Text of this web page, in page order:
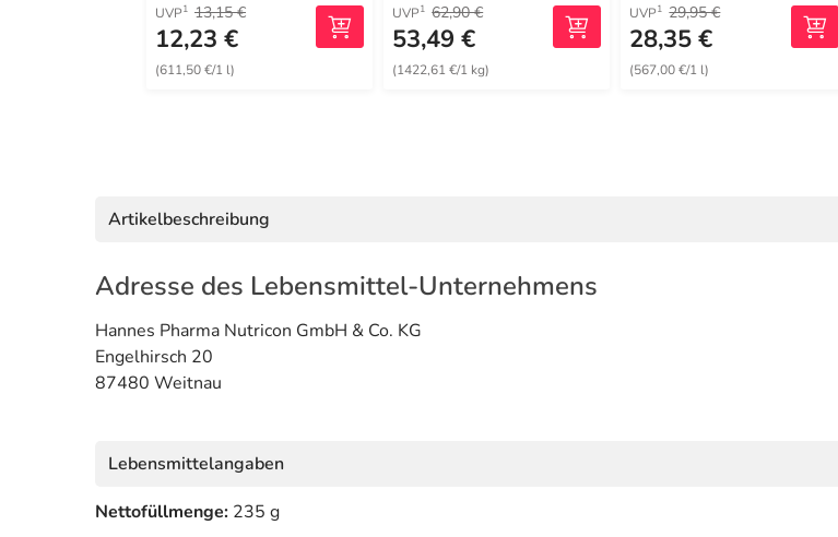
UVP1 13,15 €
12,23 €
(611,50 €/1 l)
UVP1 62,90 €
53,49 €
(1422,61 €/1 kg)
UVP1 29,95 €
28,35 €
(567,00 €/1 l)
Artikelbeschreibung
Adresse des Lebensmittel-Unternehmens
Hannes Pharma Nutricon GmbH & Co. KG
Engelhirsch 20
87480 Weitnau
Lebensmittelangaben
Nettofüllmenge: 235 g